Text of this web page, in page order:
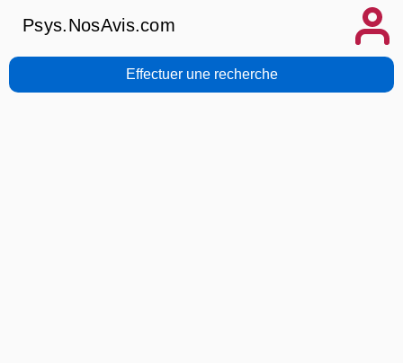
Psys.NosAvis.com
Effectuer une recherche